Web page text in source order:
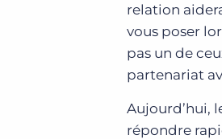
relation
vous poser
pas un de
partenariat
Aujourd’hui,
répondre